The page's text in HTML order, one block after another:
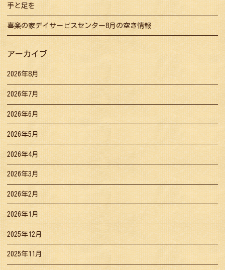
手と足を
喜楽の家デイサービスセンター8月の空き情報
アーカイブ
2026年8月
2026年7月
2026年6月
2026年5月
2026年4月
2026年3月
2026年2月
2026年1月
2025年12月
2025年11月